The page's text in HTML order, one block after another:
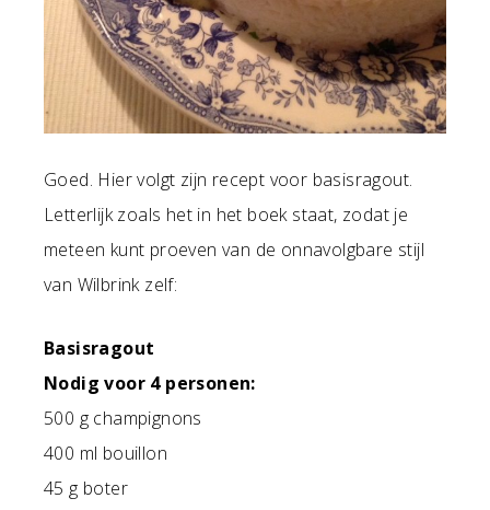
Goed. Hier volgt zijn recept voor basisragout.
Letterlijk zoals het in het boek staat, zodat je
meteen kunt proeven van de onnavolgbare stijl
van Wilbrink zelf:
Basisragout
Nodig voor 4 personen:
500 g champignons
400 ml bouillon
45 g boter